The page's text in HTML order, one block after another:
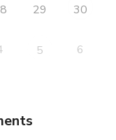
29 30
5 6